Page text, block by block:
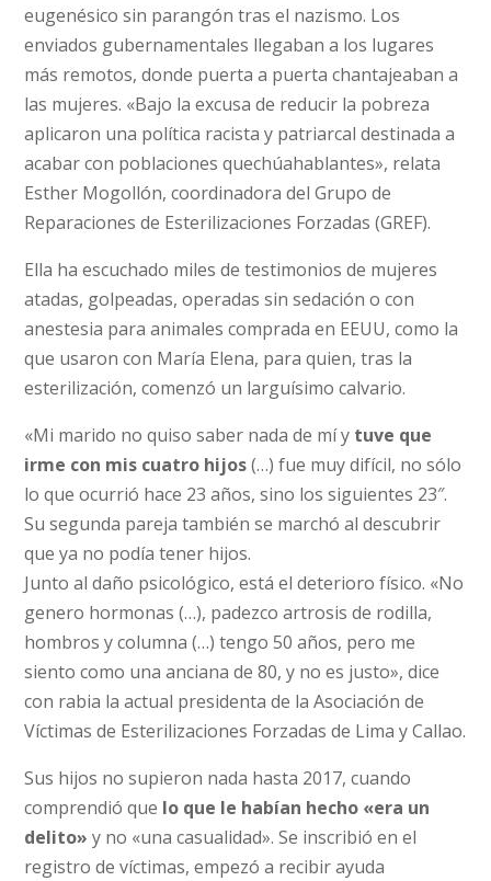
eugenésico sin parangón tras el nazismo. Los
enviados gubernamentales llegaban a los lugares
más remotos, donde puerta a puerta chantajeaban a
las mujeres. «Bajo la excusa de reducir la pobreza
aplicaron una política racista y patriarcal destinada a
acabar con poblaciones quechúahablantes», relata
Esther Mogollón, coordinadora del Grupo de
Reparaciones de Esterilizaciones Forzadas (GREF).
Ella ha escuchado miles de testimonios de mujeres
atadas, golpeadas, operadas sin sedación o con
anestesia para animales comprada en EEUU, como la
que usaron con María Elena, para quien, tras la
esterilización, comenzó un larguísimo calvario.
«Mi marido no quiso saber nada de mí y tuve que
irme con mis cuatro hijos(…) fue muy difícil, no sólo
lo que ocurrió hace 23 años, sino los siguientes 23″.
Su segunda pareja también se marchó al descubrir
que ya no podía tener hijos.
Junto al daño psicológico, está el deterioro físico. «No
genero hormonas (…), padezco artrosis de rodilla,
hombros y columna (…) tengo 50 años, pero me
siento como una anciana de 80, y no es justo», dice
con rabia la actual presidenta de la Asociación de
Víctimas de Esterilizaciones Forzadas de Lima y Callao.
Sus hijos no supieron nada hasta 2017, cuando
comprendió que lo que le habían hecho «era un
delito» y no «una casualidad». Se inscribió en el
registro de víctimas, empezó a recibir ayuda